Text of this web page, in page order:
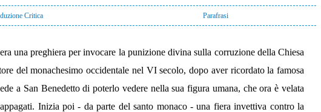
Critica Parafrasi
una preghiera per invocare la punizione divina sulla corruzione della Chiesa
del monachesimo occidentale nel VI secolo, dopo aver ricordato la famosa
a San Benedetto di poterlo vedere nella sua figura umana, che ora è velata
Inizia poi - da parte del santo monaco - una fiera invettiva contro la